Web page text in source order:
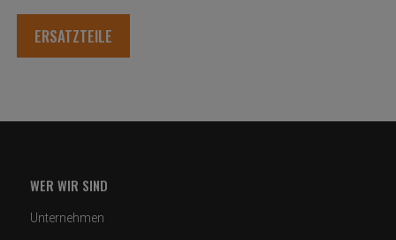
ERSATZTEILE
WER WIR SIND
Unternehmen